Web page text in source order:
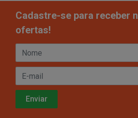
Cadastre-se para receber
ofertas!